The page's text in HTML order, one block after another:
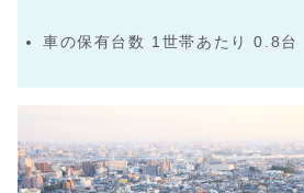
車の保有台数 1世帯あたり 0.8台